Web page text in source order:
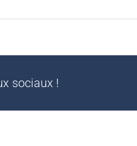
sociaux !